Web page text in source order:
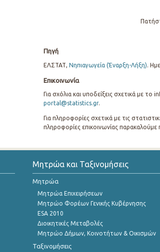
Πηγή
ΕΛΣΤΑΤ, Νηπιαγωγεία (Έναρξη-Λήξη).
Επικοινωνία
Για σχόλια και υποδείξεις σχετικά με
portal@statistics.gr.
Για πληροφορίες σχετικά με τις
πληροφορίες επικοινωνίας παρακαλούμε
Μητρώα και Ταξινομήσεις
Μητρώα
Μητρώα Επιχειρήσεων
Μητρώο Φορέων Γενικής Κυβέρνησης
ESA 2010
Διοικητικές Μεταβολές
Μητρώο Δήμων, Κοινοτήτων & Οικισμών
Ταξινομήσεις